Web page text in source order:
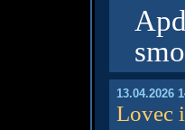
13.04.2026
Lovec